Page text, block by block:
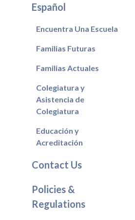
Español
Encuentra Una Escuela
Familias Futuras
Familias Actuales
Colegiatura y
Asistencia de
Colegiatura
Educación y
Acreditación
Contact Us
Policies &
Regulations